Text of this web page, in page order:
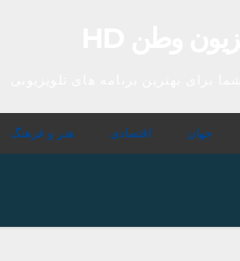
جهان اقتصادی هنر و فرهنگ